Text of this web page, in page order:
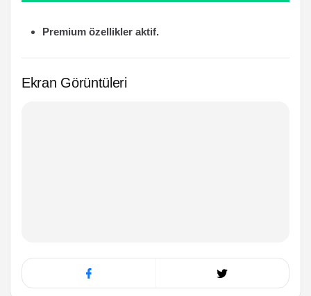
Premium özellikler aktif.
Ekran Görüntüleri